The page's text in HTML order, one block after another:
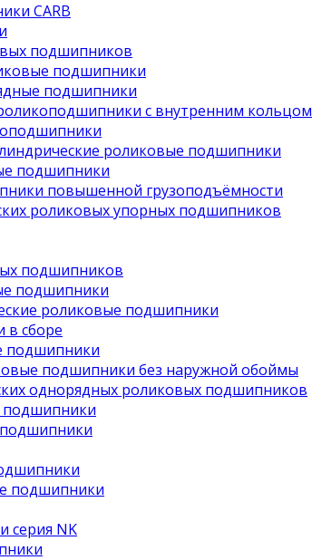
CARB
подшипников
подшипники
подшипники
с внутренним кольцом
роликовые подшипники
подшипники
повышенной грузоподъёмности
роликовых упорных подшипников
подшипников
подшипники
роликовые подшипники
в сборе
подшипники
подшипники без наружной обоймы
однорядных роликовых подшипников
подшипники
подшипники
серия NK